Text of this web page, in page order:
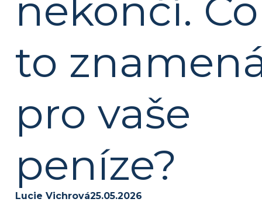
nekončí. Co
to
pro vaše
peníze?
Lucie Vichrová25.05.2026